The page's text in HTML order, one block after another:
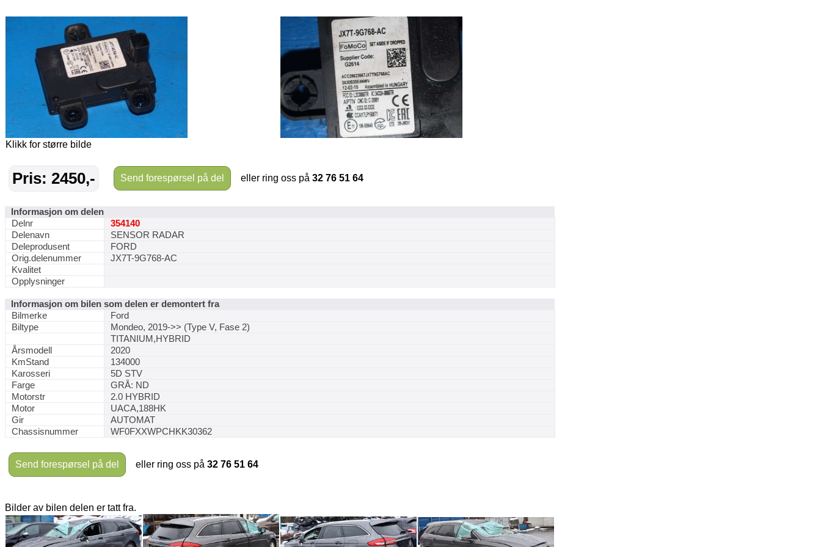
Klikk for større bilde
Pris: 2450,- Send forespørsel på del eller ring oss på 32 76 51 64
Informasjon om delen
Delnr
354140
Delenavn
SENSOR RADAR
Deleprodusent
FORD
Orig.delenummer
JX7T-9G768-AC
Kvalitet
Opplysninger
Informasjon om bilen som delen er demontert fra
Bilmerke
Ford
Biltype
Mondeo, 2019->> (Type V, Fase 2)
TITANIUM,HYBRID
Årsmodell
2020
KmStand
134000
Karosseri
5D STV
Farge
GRÅ: ND
Motorstr
2.0 HYBRID
Motor
UACA,188HK
Gir
AUTOMAT
Chassisnummer
WF0FXXWPCHKK30362
Send forespørsel på del eller ring oss på 32 76 51 64
Bilder av bilen delen er tatt fra.